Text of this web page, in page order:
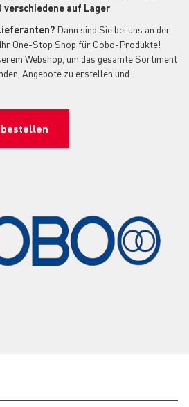
verschiedene auf Lager
Dann sind Sie bei uns an der
One-Stop Shop für Cobo-Produkte!
Webshop, um das gesamte Sortiment
Angebote zu erstellen und